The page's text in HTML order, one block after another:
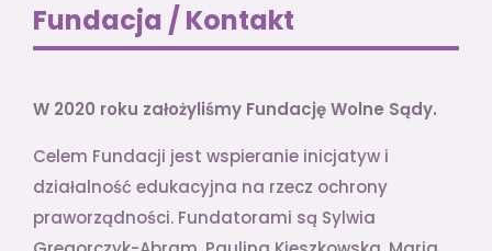
Fundacja / Kontakt
W 2020 roku założyliśmy Fundację Wolne Sądy.
Celem Fundacji jest wspieranie inicjatyw i
działalność edukacyjna na rzecz ochrony
praworządności. Fundatorami są Sylwia